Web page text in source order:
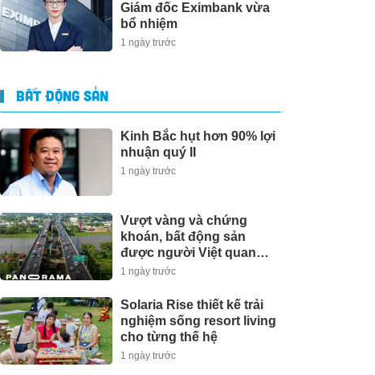
Giám đốc Eximbank vừa
bổ nhiệm
1 ngày trước
BẤT ĐỘNG SẢN
Kinh Bắc hụt hơn 90% lợi
nhuận quý II
1 ngày trước
Vượt vàng và chứng
khoán, bất động sản
được người Việt quan
tâm nhất
1 ngày trước
Solaria Rise thiết kế trải
nghiệm sống resort living
cho từng thế hệ
1 ngày trước